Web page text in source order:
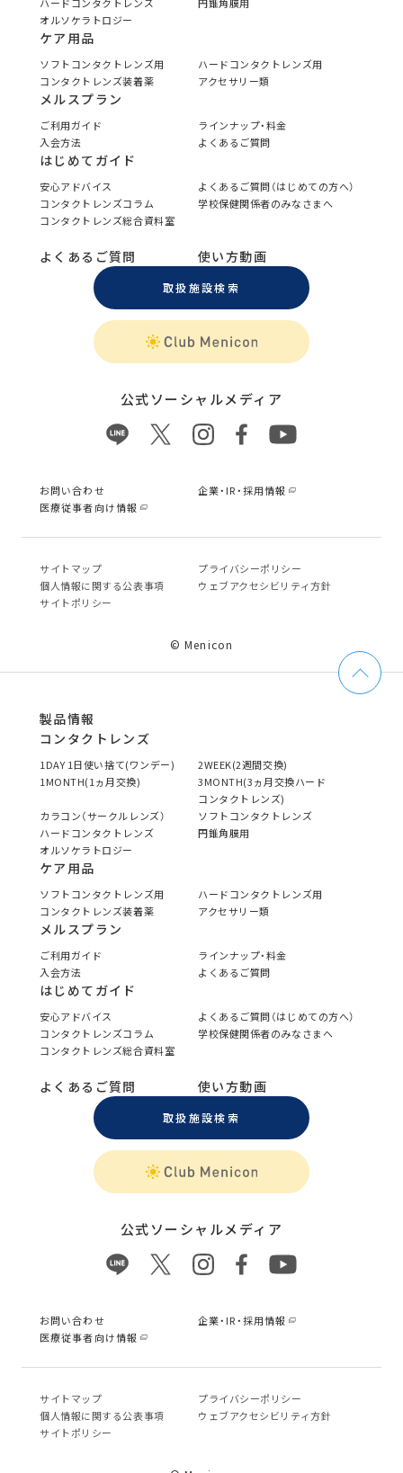
オルソケラトロジー
ケア用品
ソフトコンタクトレンズ用
ハードコンタクトレンズ用
コンタクトレンズ装着薬
アクセサリー類
メルスプラン
ご利用ガイド
ラインナップ・料金
入会方法
よくあるご質問
はじめてガイド
安心アドバイス
よくあるご質問（はじめての方へ）
コンタクトレンズコラム
学校保健関係者のみなさまへ
コンタクトレンズ総合資料室
よくあるご質問 使い方動画
取扱施設検索
公式ソーシャルメディア
お問い合わせ
企業・IR・採用情報
医療従事者向け情報
サイトマップ
プライバシーポリシー
個⼈情報に関する公表事項
ウェブアクセシビリティ方針
サイトポリシー
© Menicon
製品情報
コンタクトレンズ
1DAY 1日使い捨て(ワンデー)
2WEEK(2週間交換)
1MONTH(1ヵ月交換)
3MONTH(3ヵ月交換ハード
コンタクトレンズ)
カラコン（サークルレンズ）
ソフトコンタクトレンズ
ハードコンタクトレンズ
円錐角膜用
オルソケラトロジー
ケア用品
ソフトコンタクトレンズ用
ハードコンタクトレンズ用
コンタクトレンズ装着薬
アクセサリー類
メルスプラン
ご利用ガイド
ラインナップ・料金
入会方法
よくあるご質問
はじめてガイド
安心アドバイス
よくあるご質問（はじめての方へ）
コンタクトレンズコラム
学校保健関係者のみなさまへ
コンタクトレンズ総合資料室
よくあるご質問 使い方動画
取扱施設検索
公式ソーシャルメディア
お問い合わせ
企業・IR・採用情報
医療従事者向け情報
サイトマップ
プライバシーポリシー
個⼈情報に関する公表事項
ウェブアクセシビリティ方針
サイトポリシー